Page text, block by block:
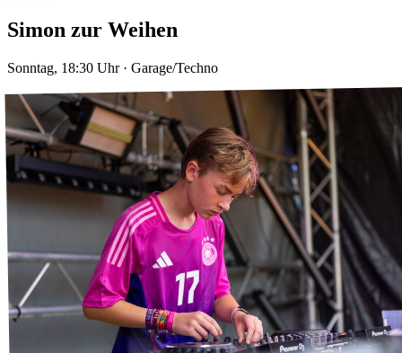
Simon zur Weihen
Sonntag, 18:30 Uhr· Garage/Techno